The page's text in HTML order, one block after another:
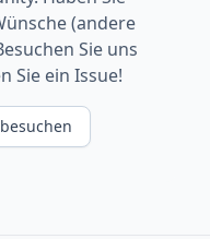
(andere
Sie uns
Sie ein Issue!